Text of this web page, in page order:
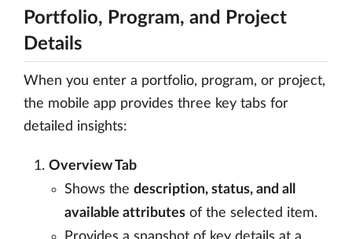
Portfolio, Program, and Project
Details
When you enter a portfolio, program, or project,
the mobile app provides three key tabs for
detailed insights:
Overview Tab
Shows the description, status, and all
available attributes of the selected item.